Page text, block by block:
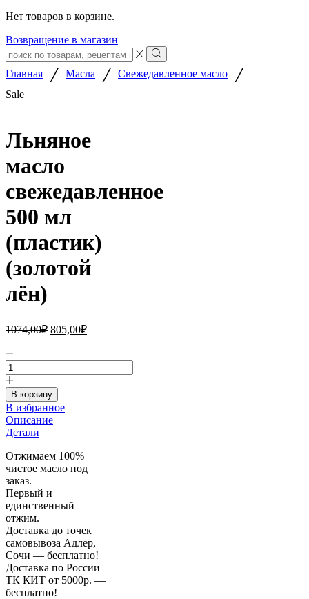
Нет товаров в корзине.
Возвращение в магазин
Search
input
Search
Главная / Масла / Свежедавленное масло /
Sale
Льняное
масло
свежедавленное
500 мл
(пластик)
(золотой
лён)
1074,00₽ Первоначальная
805,00₽Текущая
Количество
Льняное
масло
свежедавленное
500
мл
(пластик)
(золотой
лён)
В корзину
В избранное
Описание
Детали
Отжимаем 100%
чистое масло под
заказ.
Первый и
единственный
отжим.
Доставка до точек
самовывоза Адлер,
Сочи — бесплатно!
Доставка по России
ТК КИТ от 5000р. —
бесплатно!